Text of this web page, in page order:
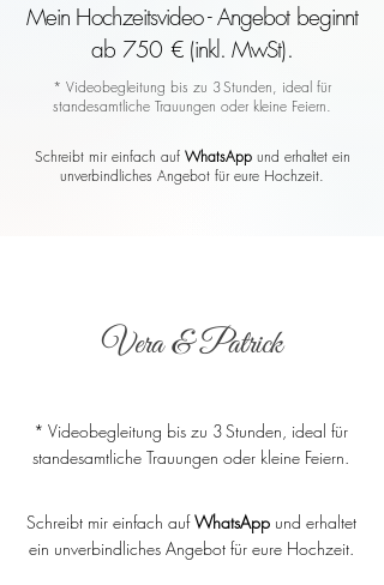
Mein Hochzeitsvideo - Angebot beginnt
ab 750 € (inkl. MwSt).
* Videobegleitung bis zu 3 Stunden, ideal für
standesamtliche Trauungen oder kleine Feiern.
Schreibt mir einfach auf WhatsAppund erhaltet ein
unverbindliches Angebot für eure Hochzeit.
Vera & Patrick
* Videobegleitung bis zu 3 Stunden, ideal für
standesamtliche Trauungen oder kleine Feiern.
Schreibt mir einfach aufWhatsAppund erhaltet
ein unverbindliches Angebot für eure Hochzeit.